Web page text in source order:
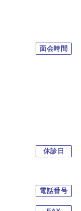
面会時間
休診日
電話番号